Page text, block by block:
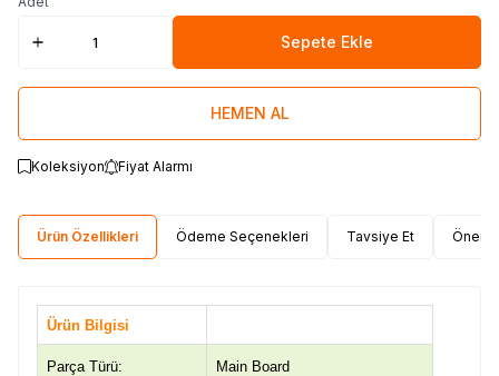
Sepete Ekle
HEMEN AL
Koleksiyon Fiyat Alarmı
Ürün Özellikleri Ödeme Seçenekleri Tavsiye Et Öneri
Ürün Bilgisi
Parça Türü: Main Board